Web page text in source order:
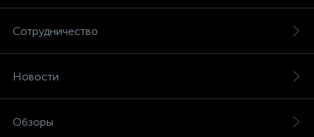
Сотрудничество
Новости
Обзоры